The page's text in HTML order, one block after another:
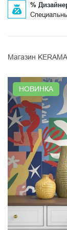
%
Магазин
НОВИНКА